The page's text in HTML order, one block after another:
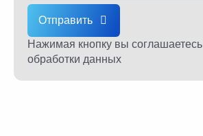
Отправить
Нажимая кнопку вы соглашаетесь
обработки данных